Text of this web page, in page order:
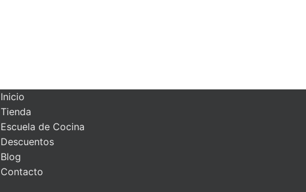
Inicio
Tienda
Escuela de Cocina
Descuentos
Blog
Contacto